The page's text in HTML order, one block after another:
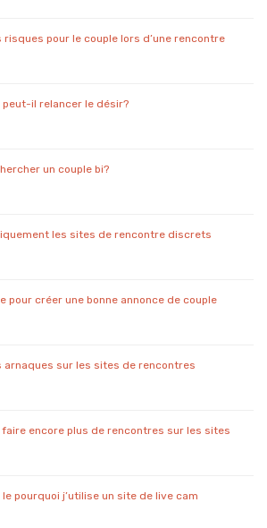
risques pour le couple lors d’une rencontre
peut-il relancer le désir?
un couple bi?
les sites de rencontre discrets
pour créer une bonne annonce de couple
arnaques sur les sites de rencontres
faire encore plus de rencontres sur les sites
pourquoi j’utilise un site de live cam